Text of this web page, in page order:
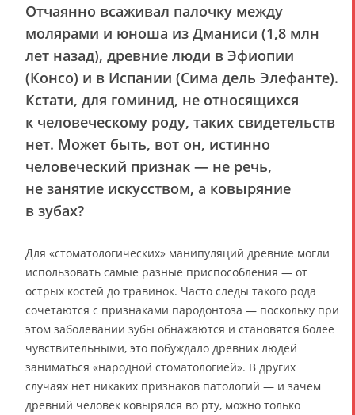
Отчаянно всаживал палочку между
молярами и юноша из Дманиси (1,8 млн
лет назад), древние люди в Эфиопии
(Консо) и в Испании (Сима дель Элефанте).
Кстати, для гоминид, не относящихся
к человеческому роду, таких свидетельств
нет. Может быть, вот он, истинно
человеческий признак — не речь,
не занятие искусством, а ковыряние
в зубах?
Для «стоматологических» манипуляций древние могли
использовать самые разные приспособления — от
острых костей до травинок. Часто следы такого рода
сочетаются с признаками пародонтоза — поскольку при
этом заболевании зубы обнажаются и становятся более
чувствительными, это побуждало древних людей
заниматься «народной стоматологией». В других
случаях нет никаких признаков патологий — и зачем
древний человек ковырялся во рту, можно только